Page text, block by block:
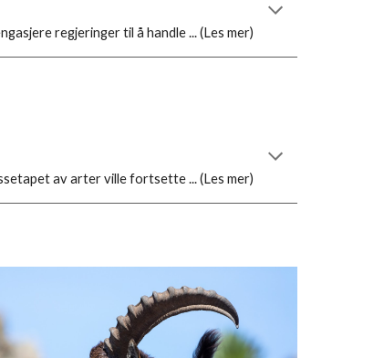
regjeringer til å handle ... (Les mer)
av arter ville fortsette ... (Les mer)